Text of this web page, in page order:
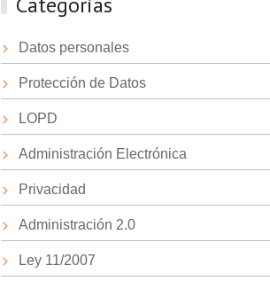
Datos personales
Protección de Datos
LOPD
Administración Electrónica
Privacidad
Administración 2.0
Ley 11/2007